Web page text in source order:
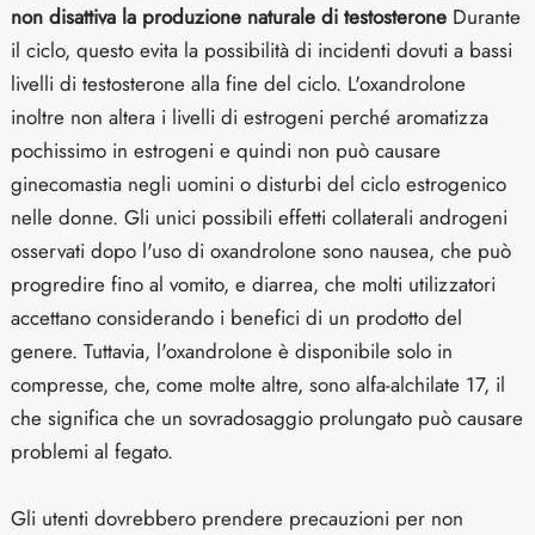
non disattiva la produzione naturale di testosterone Durante
il ciclo, questo evita la possibilità di incidenti dovuti a bassi
livelli di testosterone alla fine del ciclo. L'oxandrolone
inoltre non altera i livelli di estrogeni perché aromatizza
pochissimo in estrogeni e quindi non può causare
ginecomastia negli uomini o disturbi del ciclo estrogenico
nelle donne. Gli unici possibili effetti collaterali androgeni
osservati dopo l'uso di oxandrolone sono nausea, che può
progredire fino al vomito, e diarrea, che molti utilizzatori
accettano considerando i benefici di un prodotto del
genere. Tuttavia, l'oxandrolone è disponibile solo in
compresse, che, come molte altre, sono alfa-alchilate 17, il
che significa che un sovradosaggio prolungato può causare
problemi al fegato.
Gli utenti dovrebbero prendere precauzioni per non